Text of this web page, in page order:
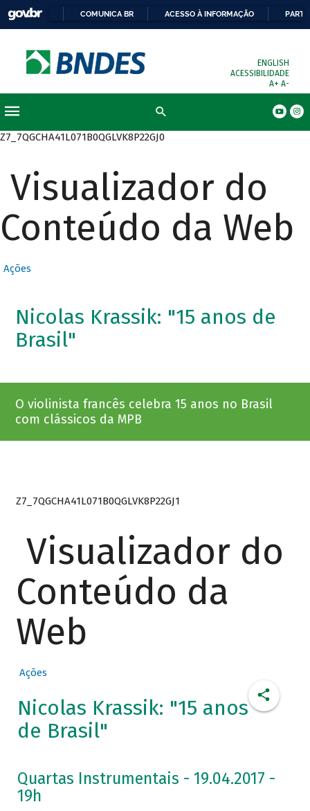
COMUNICA BR ACESSO À INFORMAÇÃO
ENGLISH
ACESSIBILIDADE
A+ A-
Z7_7QGCHA41L071B0QGLVK8P22GJ0
Visualizador do
Conteúdo da Web
Ações
Nicolas Krassik: "15 anos de
Brasil"
O violinista francês celebra 15 anos no Brasil
com clássicos da MPB
Z7_7QGCHA41L071B0QGLVK8P22GJ1
Visualizador do
Conteúdo da
Web
Ações
Nicolas Krassik: "15 anos
de Brasil"
Quartas Instrumentais - 19.04.2017 -
19h